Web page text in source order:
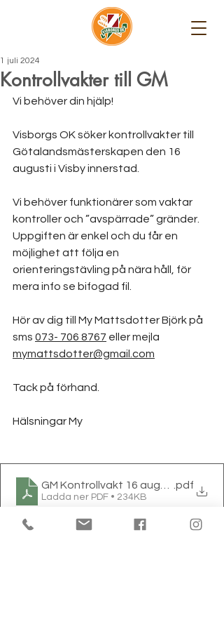
Kontrollvakter till GM
1 juli 2024
Vi behöver din hjälp!
Visborgs OK söker kontrollvakter till
Götalandsmästerskapen den 16
augusti i Visby innerstad.
Vi behöver funktionärer som vaktar
kontroller och ”avspärrade” gränder.
Uppgiften är enkel och du får en
möjlighet att följa en
orienteringstävling på nära håll, för
mera info se bifogad fil.
Hör av dig till My Mattsdotter Björk på
sms 073- 706 8767 eller mejla
mymattsdotter@gmail.com
Tack på förhand.
Hälsningar My
GM Kontrollvakt 16 augusti.pdf
Ladda ner PDF • 234KB